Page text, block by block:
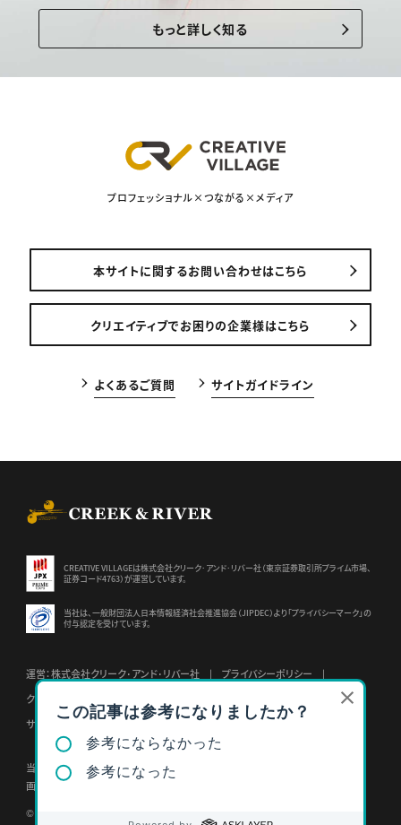
もっと詳しく知る
プロフェッショナル×つながる×メディア
本サイトに関するお問い合わせはこちら
クリエイティブでお困りの企業様はこちら
よくあるご質問 サイトガイドライン
CREATIVE VILLAGEは株式会社クリーク･アンド･リバー社（東京証券取引所プライム市場、
証券コード4763）が運営しています。
当社は、一般財団法人日本情報経済社会推進協会（JIPDEC）より 「プライバシーマーク」の
付与認定を受けています。
運営：株式会社クリーク･アンド･リバー社
プライバシーポリシー
クリーク･アンド･リバー社会員規約
サイトポリシー
当サイトの内容、テキスト、
画像等の無断転載・無断使用を固く禁じます。
© CREEK & RIVER Co., Ltd.